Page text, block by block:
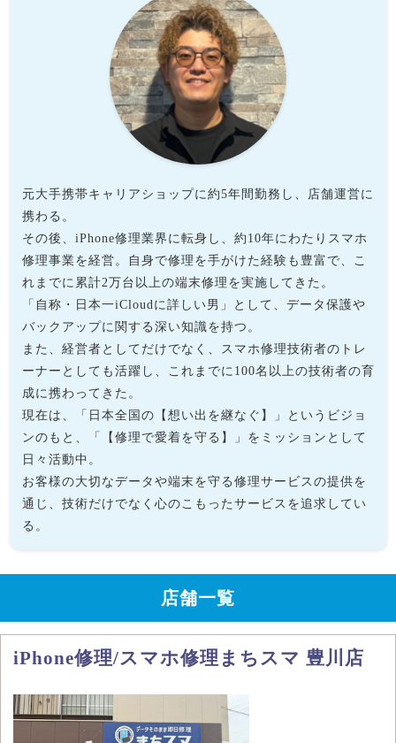
元大手携帯キャリアショップに約5年間勤務し、店舗運営に
携わる。
その後、iPhone修理業界に転身し、約10年にわたりスマホ
修理事業を経営。自身で修理を手がけた経験も豊富で、こ
れまでに累計2万台以上の端末修理を実施してきた。
「自称・日本一iCloudに詳しい男」として、データ保護や
バックアップに関する深い知識を持つ。
また、経営者としてだけでなく、スマホ修理技術者のトレ
ーナーとしても活躍し、これまでに100名以上の技術者の育
成に携わってきた。
現在は、「日本全国の【想い出を継なぐ】」というビジョ
ンのもと、「【修理で愛着を守る】」をミッションとして
日々活動中。
お客様の大切なデータや端末を守る修理サービスの提供を
通じ、技術だけでなく心のこもったサービスを追求してい
る。
店舗一覧
iPhone修理/スマホ修理まちスマ 豊川店